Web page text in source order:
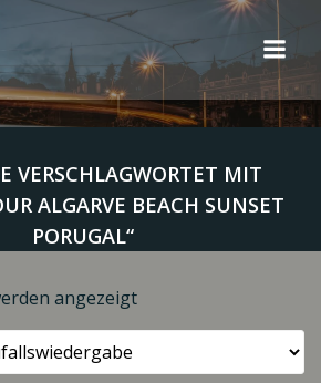
Zum
springen
VERSCHLAGWORTET MIT
ALGARVE BEACH SUNSET
PORUGAL“
angezeigt